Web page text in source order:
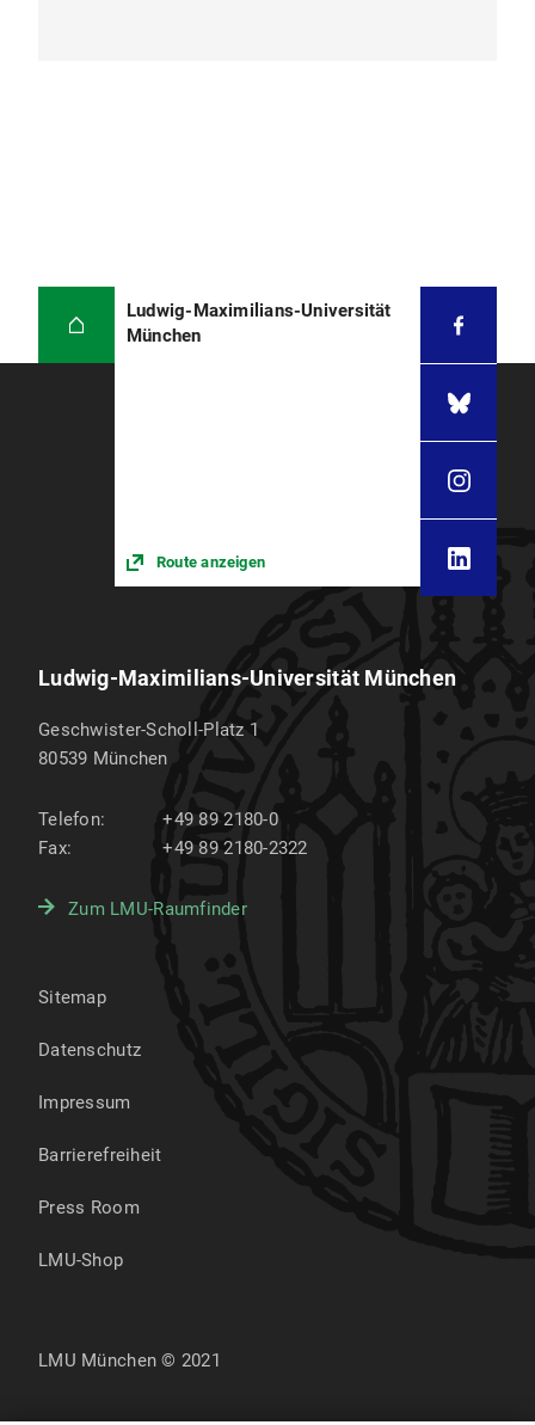
Ludwig-Maximilians-Universität
München
Route anzeigen
Ludwig-Maximilians-Universität München
Geschwister-Scholl-Platz 1
80539 München
Telefon:
+49 89 2180-0
Fax:
+49 89 2180-2322
Zum LMU-Raumfinder
Sitemap
Datenschutz
Impressum
Barrierefreiheit
Press Room
LMU-Shop
LMU München © 2021